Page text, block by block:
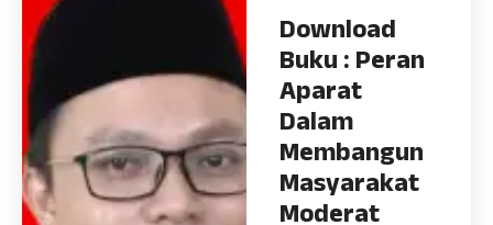
Download
Buku : Peran
Aparat
Dalam
Membangun
Masyarakat